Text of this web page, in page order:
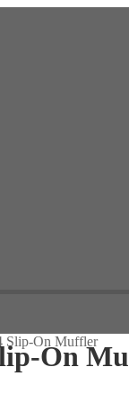
Slip-On Muffler
On